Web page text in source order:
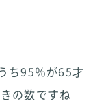
ち95％が65才
の数ですね